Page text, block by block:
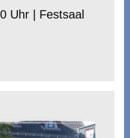
Uhr | Festsaal